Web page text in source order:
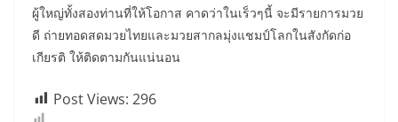
ผู้ใหญ่ทั้งสองท่านที่ให้โอกาส คาดว่าในเร็วๆนี้ จะมีรายการมวย
ดี ถ่ายทอดสดมวยไทยและมวยสากลมุ่งแชมป์โลกในสังกัดก่อ
เกียรติ ให้ติดตามกันแน่นอน
Post Views: 296